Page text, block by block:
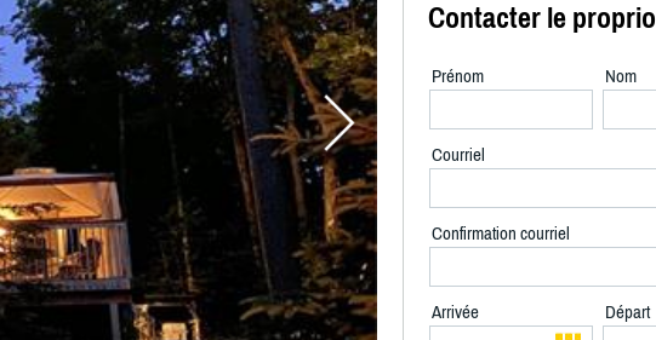
Contacter le proprio
Prénom Nom
Courriel
Confirmation courriel
Arrivée Départ